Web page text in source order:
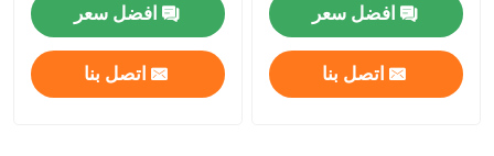
افضل سعر
اتصل بنا
افضل سعر
اتصل بنا